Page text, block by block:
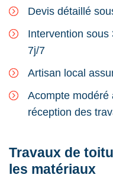
Devis détaillé
Intervention sous
7j/7
Artisan local
Acompte modéré
réception des
Travaux de
les matériaux